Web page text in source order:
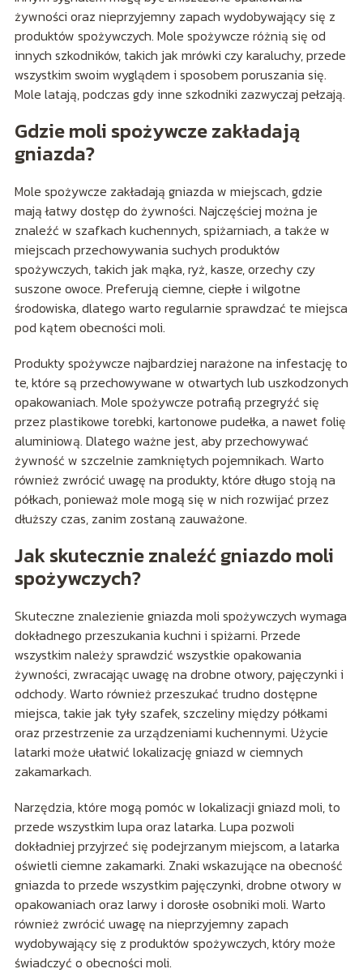
żywności oraz nieprzyjemny zapach wydobywający się z
produktów spożywczych. Mole spożywcze różnią się od
innych szkodników, takich jak mrówki czy karaluchy, przede
wszystkim swoim wyglądem i sposobem poruszania się.
Mole latają, podczas gdy inne szkodniki zazwyczaj pełzają.
Gdzie moli spożywcze zakładają
gniazda?
Mole spożywcze zakładają gniazda w miejscach, gdzie
mają łatwy dostęp do żywności. Najczęściej można je
znaleźć w szafkach kuchennych, spiżarniach, a także w
miejscach przechowywania suchych produktów
spożywczych, takich jak mąka, ryż, kasze, orzechy czy
suszone owoce. Preferują ciemne, ciepłe i wilgotne
środowiska, dlatego warto regularnie sprawdzać te miejsca
pod kątem obecności moli.
Produkty spożywcze najbardziej narażone na infestację to
te, które są przechowywane w otwartych lub uszkodzonych
opakowaniach. Mole spożywcze potrafią przegryźć się
przez plastikowe torebki, kartonowe pudełka, a nawet folię
aluminiową. Dlatego ważne jest, aby przechowywać
żywność w szczelnie zamkniętych pojemnikach. Warto
również zwrócić uwagę na produkty, które długo stoją na
półkach, ponieważ mole mogą się w nich rozwijać przez
dłuższy czas, zanim zostaną zauważone.
Jak skutecznie znaleźć gniazdo moli
spożywczych?
Skuteczne znalezienie gniazda moli spożywczych wymaga
dokładnego przeszukania kuchni i spiżarni. Przede
wszystkim należy sprawdzić wszystkie opakowania
żywności, zwracając uwagę na drobne otwory, pajęczynki i
odchody. Warto również przeszukać trudno dostępne
miejsca, takie jak tyły szafek, szczeliny między półkami
oraz przestrzenie za urządzeniami kuchennymi. Użycie
latarki może ułatwić lokalizację gniazd w ciemnych
zakamarkach.
Narzędzia, które mogą pomóc w lokalizacji gniazd moli, to
przede wszystkim lupa oraz latarka. Lupa pozwoli
dokładniej przyjrzeć się podejrzanym miejscom, a latarka
oświetli ciemne zakamarki. Znaki wskazujące na obecność
gniazda to przede wszystkim pajęczynki, drobne otwory w
opakowaniach oraz larwy i dorosłe osobniki moli. Warto
również zwrócić uwagę na nieprzyjemny zapach
wydobywający się z produktów spożywczych, który może
świadczyć o obecności moli.